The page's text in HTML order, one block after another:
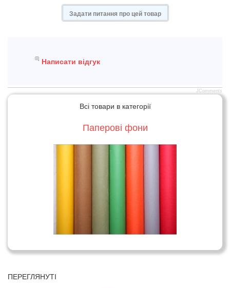
Задати питання про цей товар
Написати відгук
JComments
Всі товари в категорії
Паперові фони
ПЕРЕГЛЯНУТІ